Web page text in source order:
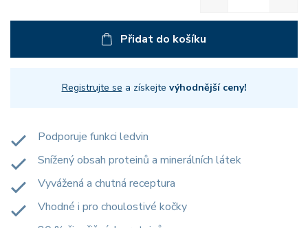
Přidat do košíku
Registrujte se a získejte výhodnější ceny!
Podporuje funkci ledvin
Snížený obsah proteinů a minerálních látek
Vyvážená a chutná receptura
Vhodné i pro choulostivé kočky